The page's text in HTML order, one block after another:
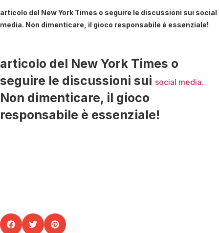
articolo del New York Times o seguire le discussioni sui social
media. Non dimenticare, il gioco responsabile è essenziale!
articolo del New York Times o
seguire le discussioni sui social media.
Non dimenticare, il gioco
responsabile è essenziale!